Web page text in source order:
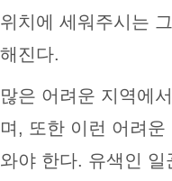
위치에 세워주시는
해진다.
많은 어려운 지역에
며, 또한 이런 어려
와야 한다. 유색인 일